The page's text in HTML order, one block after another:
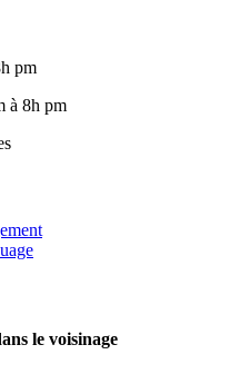
pm
à 8h pm
le voisinage